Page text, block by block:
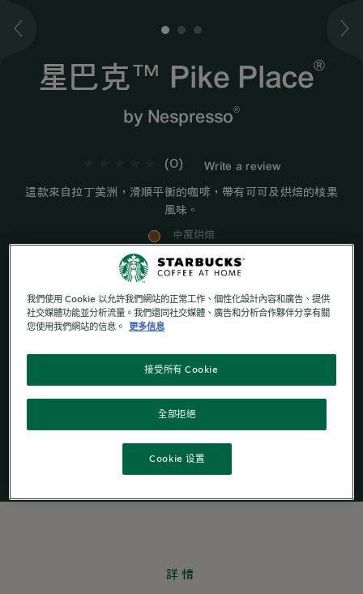
星巴克™ Pike Place®
by Nespresso®
(0) Write a review
這款來自拉丁美洲，滑順平衡的咖啡，帶有可可及烘焙的核果
風味。
中度烘焙
順滑及帶有朱古力味
Starbucks ®
1 2
詳情
我們使用 Cookie 以允許我們網站的正常工作、個性化設計內容和廣告、提供
社交媒體功能並分析流量。我們還同社交媒體、廣告和分析合作夥伴分享有關
您使用我們網站的信息。
更多信息
全部拒絕
接受所有 Cookie
Cookie 设置